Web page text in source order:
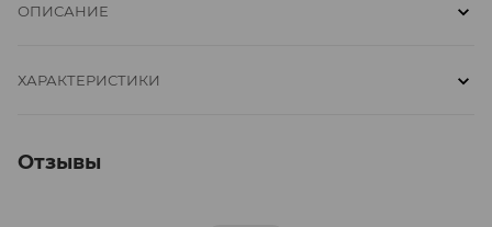
ОПИСАНИЕ
ХАРАКТЕРИСТИКИ
Отзывы